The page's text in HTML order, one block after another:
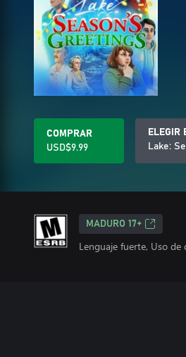
COMPRAR
USD$9.99
ELEGIR
Lake:
MADURO 17+
Lenguaje fuerte, Uso de